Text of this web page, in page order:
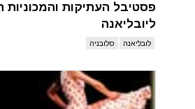
פסטיבל העתיקות
ליובליאנה
לובליאנה סלובניה